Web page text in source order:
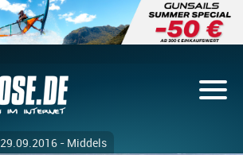
29.09.2016 - Middels